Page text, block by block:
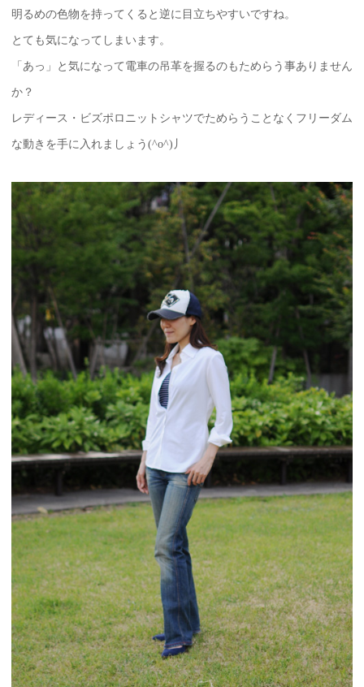
明るめの色物を持ってくると逆に目立ちやすいですね。
とても気になってしまいます。
「あっ」と気になって電車の吊革を握るのもためらう事ありません
か？
レディース・ビズポロニットシャツでためらうことなくフリーダム
な動きを手に入れましょう(^o^)丿